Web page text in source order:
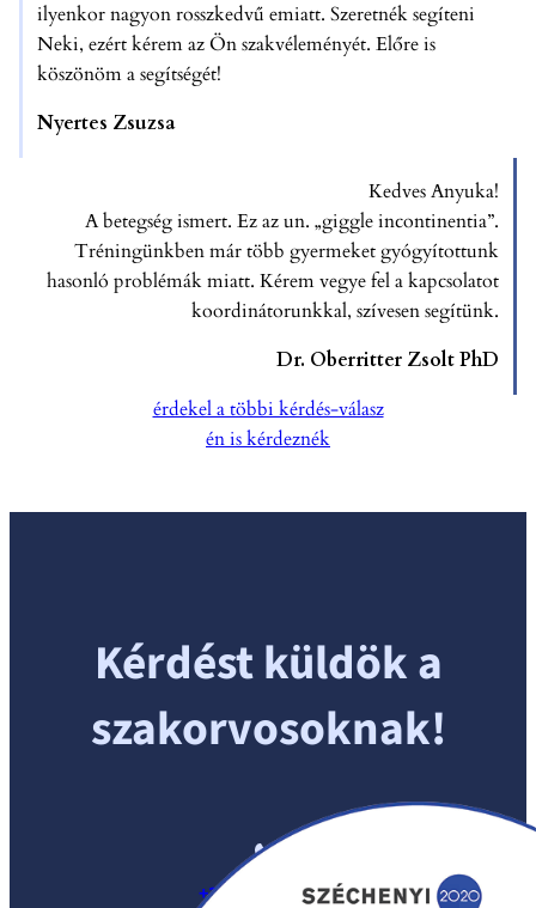
ilyenkor nagyon rosszkedvű emiatt. Szeretnék segíteni
Neki, ezért kérem az Ön szakvéleményét. Előre is
köszönöm a segítségét!
Nyertes Zsuzsa
Kedves Anyuka!
A betegség ismert. Ez az un. „giggle incontinentia”.
Tréningünkben már több gyermeket gyógyítottunk
hasonló problémák miatt. Kérem vegye fel a kapcsolatot
koordinátorunkkal, szívesen segítünk.
Dr. Oberritter Zsolt PhD
érdekel a többi kérdés-válasz
én is kérdeznék
Kérdést küldök a
szakorvosoknak!
+36 (30) 570 1779